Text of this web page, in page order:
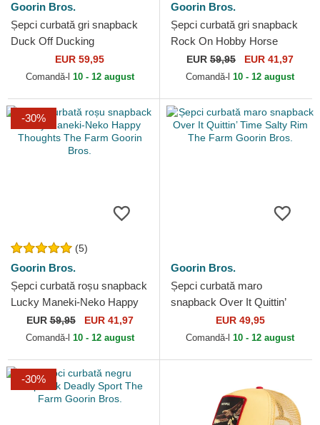
Goorin Bros.
Șepci curbată gri snapback
Duck Off Ducking
Autocorrect Happy Thoughts
The Farm Goorin Bros.
EUR 59,95
Comandă-l 10 - 12 august
Goorin Bros.
Șepci curbată gri snapback
Rock On Hobby Horse
Happy Thoughts The Farm
Goorin Bros.
EUR 59,95 EUR 41,97
Comandă-l 10 - 12 august
-30%
(5)
Goorin Bros.
Șepci curbată roșu snapback
Lucky Maneki-Neko Happy
Thoughts The Farm Goorin
Bros.
EUR59,95 EUR 41,97
Comandă-l 10 - 12 august
Goorin Bros.
Șepci curbată maro
snapback Over It Quittin’
Time Salty Rim The Farm
Goorin Bros.
EUR 49,95
Comandă-l 10 - 12 august
-30%